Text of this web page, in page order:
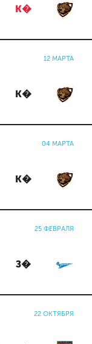
К�
12 МАРТА
К�
04 МАРТА
К�
25 ФЕВРАЛЯ
З�
22 ОКТЯБРЯ